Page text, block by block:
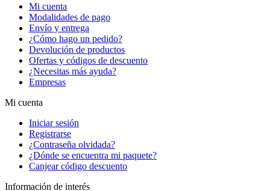
Mi cuenta
Modalidades de pago
Envío y entrega
¿Cómo hago un pedido?
Devolución de productos
Ofertas y códigos de descuento
¿Necesitas más ayuda?
Empresas
Mi cuenta
Iniciar sesión
Registrarse
¿Contraseña olvidada?
¿Dónde se encuentra mi paquete?
Canjear código descuento
Información de interés